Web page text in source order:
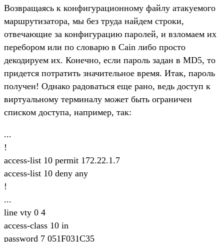
Возвращаясь к конфигурационному файлу атакуемого
маршрутизатора, мы без труда найдем строки,
отвечающие за конфигурацию паролей, и взломаем их
перебором или по словарю в Cain либо просто
декодируем их. Конечно, если пароль задан в MD5, то
придется потратить значительное время. Итак, пароль
получен! Однако радоваться еще рано, ведь доступ к
виртуальному терминалу может быть ограничен
списком доступа, например, так:
...
!
access-list 10 permit 172.22.1.7
access-list 10 deny any
!
...
line vty 0 4
access-class 10 in
password 7 051F031C35